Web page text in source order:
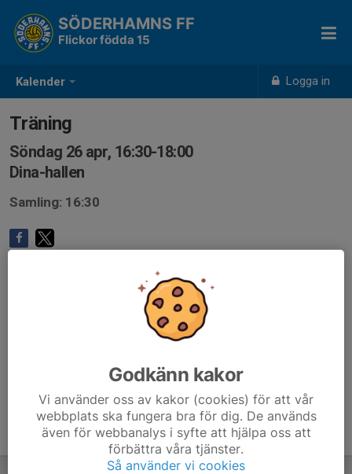
Kalender Logga in
SÖDERHAMNS FF
Flickor födda 15
Träning
Söndag 26 apr, 16:30-18:00
Dina-hallen
Samling: 16:30
Godkänn kakor
Vi använder oss av kakor (cookies) för att vår
webbplats ska fungera bra för dig. De används
även för webbanalys i syfte att hjälpa oss att
förbättra våra tjänster.
Så använder vi cookies